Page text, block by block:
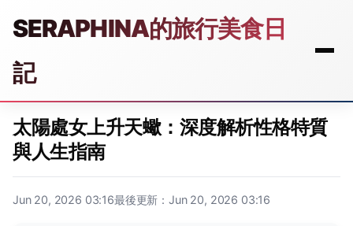
SERAPHINA的旅行美食日
記
太陽處女上升天蠍：深度解析性格特質
與人生指南
Jun 20, 2026 03:16最後更新：Jun 20, 2026 03:16